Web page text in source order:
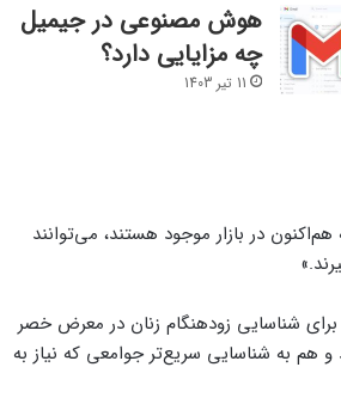
هوش مصنوعی در جیمیل
چه مزایایی دارد؟
11 تیر 1403
در بازار موجود هستند، می‌توانند
شناسایی زودهنگام زنان در معرض خصر
هم به شناسایی سریع‌تر جوامعی که نیاز به
خودرویتان اعتماد نکنید!